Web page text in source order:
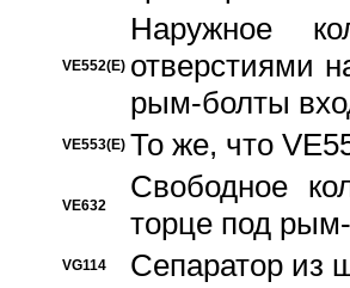
VE552(E)
Наружное
отверстиями
рым-болты
VE553(E) То же, что
VE632
Свободное
торце под
VG114 Сепаратор из